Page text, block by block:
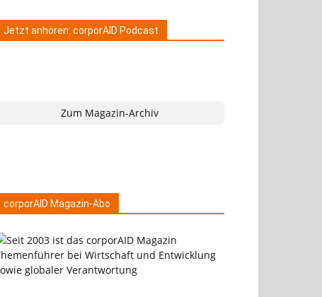
Jetzt anhören: corporAID Podcast
Zum Magazin-Archiv
corporAID Magazin-Abo